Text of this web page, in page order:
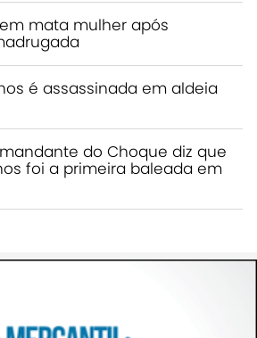
mata mulher após
é assassinada em aldeia
do Choque diz que
foi a primeira baleada em